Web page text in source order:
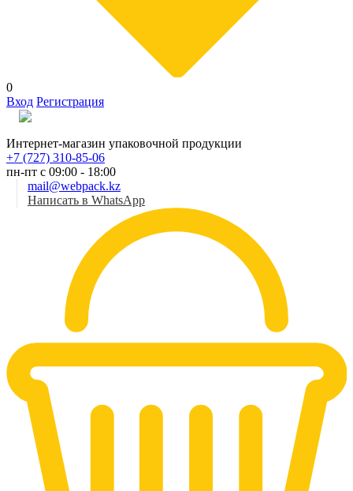
0
Вход Регистрация
Интернет-магазин упаковочной продукции
+7 (727) 310-85-06
пн-пт с 09:00 - 18:00
mail@webpack.kz
Написать в WhatsApp